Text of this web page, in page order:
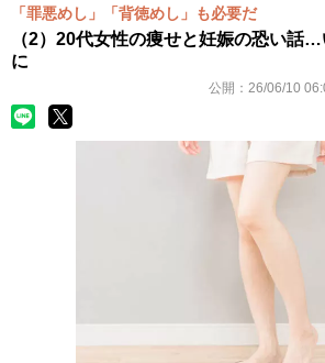
「罪悪めし」「背徳めし」も必要だ
（2）20代女性の痩せと妊娠の恐い話
に
公開： 26/06/10